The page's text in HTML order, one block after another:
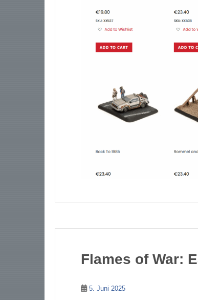
Flames of War:
5. Juni 2025